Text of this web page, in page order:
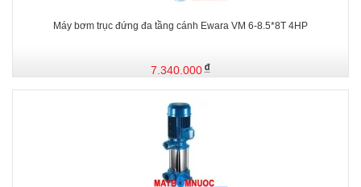
Máy bơm trục đứng đa tầng cánh Ewara VM 6-8.5*8T 4HP
7.340.000